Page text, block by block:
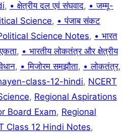
, • क्षेत्रीय दल एवं संघवाद, • जम्मू-
Science, • पंजाब संकट
Political Science Notes, • भारत
, • भारतीय लोकतंत्र और क्षेत्रीय
, • मिजोरम समझौता, • लोकतंत्र,
class-12-hindi, NCERT
, Regional Aspirations
Board Exam, Regional
Class 12 Hindi Notes,